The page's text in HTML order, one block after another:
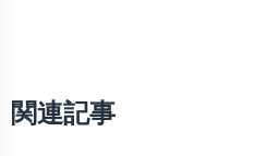
関連記事